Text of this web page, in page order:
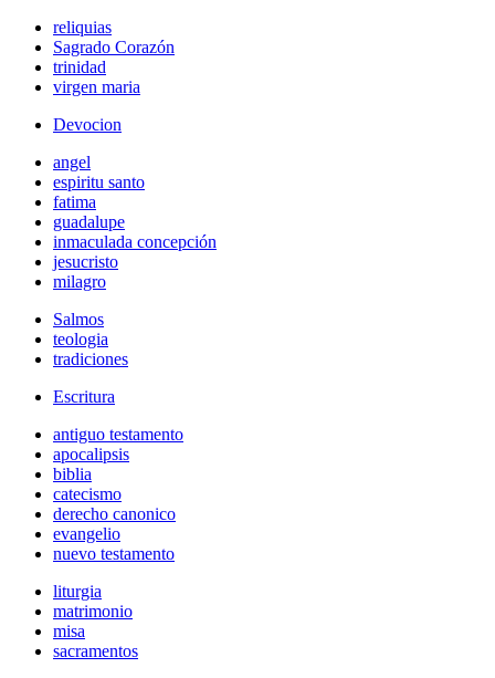
reliquias
Sagrado Corazón
trinidad
virgen maria
Devocion
angel
espiritu santo
fatima
guadalupe
inmaculada concepción
jesucristo
milagro
Salmos
teologia
tradiciones
Escritura
antiguo testamento
apocalipsis
biblia
catecismo
derecho canonico
evangelio
nuevo testamento
liturgia
matrimonio
misa
sacramentos